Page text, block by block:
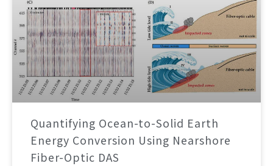
Quantifying Ocean-to-Solid Earth
Energy Conversion Using Nearshore
Fiber-Optic DAS